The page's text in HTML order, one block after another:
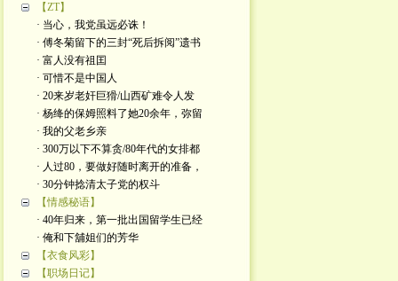
【ZT】
· 当心，我党虽远必诛！
· 傅冬菊留下的三封“死后拆阅”遗书
· 富人没有祖囯
· 可惜不是中国人
· 20来岁老奸巨猾/山西矿难令人发
· 杨绛的保姆照料了她20余年，弥留
· 我的父老乡亲
· 300万以下不算贪/80年代的女排都
· 人过80，要做好随时离开的准备，
· 30分钟捻清太子党的权斗
【情感秘语】
· 40年归来，第一批出国留学生已经
· 俺和下舖姐们的芳华
【衣食风彩】
【职场日记】